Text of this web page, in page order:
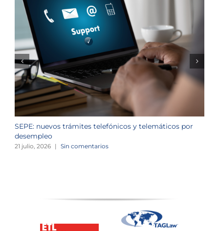
SEPE: nuevos trámites telefónicos y telemáticos por
desempleo
21 julio, 2026 | Sin comentarios